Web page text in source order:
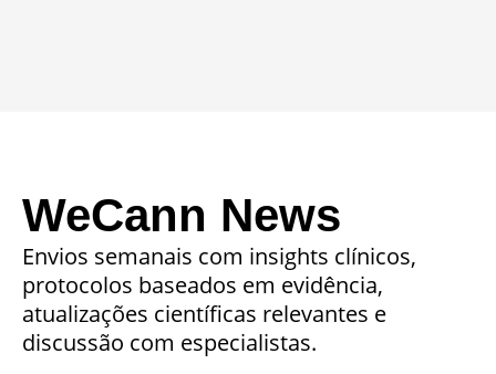
WeCann News
Envios semanais com insights clínicos,
protocolos baseados em evidência,
atualizações científicas relevantes e
discussão com especialistas.